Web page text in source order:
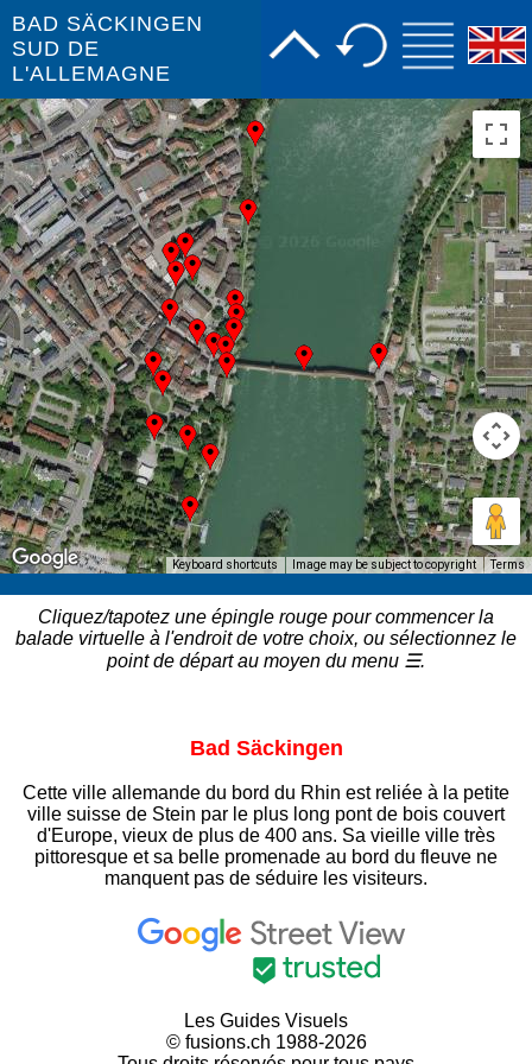
BAD SÄCKINGEN
SUD DE
L'ALLEMAGNE
Keyboard shortcuts Image may be subject to copyright Terms
Cliquez/tapotez une épingle rouge pour commencer la
balade virtuelle à l'endroit de votre choix, ou sélectionnez le
point de départ au moyen du menu ☰.
Bad Säckingen
Cette ville allemande du bord du Rhin est reliée à la petite
ville suisse de Stein par le plus long pont de bois couvert
d'Europe, vieux de plus de 400 ans. Sa vieille ville très
pittoresque et sa belle promenade au bord du fleuve ne
manquent pas de séduire les visiteurs.
Les Guides Visuels
© fusions.ch 1988-2026